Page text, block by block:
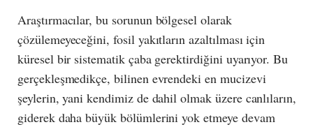
Araştırmacılar, bu sorunun bölgesel olarak
çözülemeyeceğini, fosil yakıtların azaltılması için
küresel bir sistematik çaba gerektirdiğini uyarıyor. Bu
gerçekleşmedikçe, bilinen evrendeki en mucizevi
şeylerin, yani kendimiz de dahil olmak üzere canlıların,
giderek daha büyük bölümlerini yok etmeye devam